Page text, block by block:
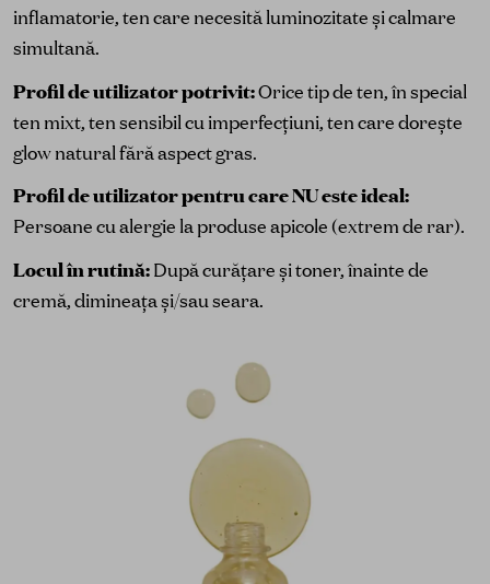
inflamatorie, ten care necesită luminozitate și calmare
simultană.
Profil de utilizator potrivit:Orice tip de ten, în special
ten mixt, ten sensibil cu imperfecțiuni, ten care dorește
glow natural fără aspect gras.
Profil de utilizator pentru care NU este ideal:
Persoane cu alergie la produse apicole (extrem de rar).
Locul în rutină:După curățare și toner, înainte de
cremă, dimineața și/sau seara.